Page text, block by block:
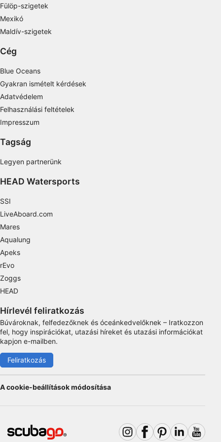
Fülöp-szigetek
Mexikó
Maldív-szigetek
Cég
Blue Oceans
Gyakran ismételt kérdések
Adatvédelem
Felhasználási feltételek
Impresszum
Tagság
Legyen partnerünk
HEAD Watersports
SSI
LiveAboard.com
Mares
Aqualung
Apeks
rEvo
Zoggs
HEAD
Hírlevél feliratkozás
Búvároknak, felfedezőknek és óceánkedvelőknek – Iratkozzon
fel, hogy inspirációkat, utazási híreket és utazási információkat
kapjon e-mailben.
Feliratkozás
A cookie-beállítások módosítása
Measure content performance
Understand audiences through statistics or
combinations of data from different sources
Use limited data to select content
IAB Special Features:
Identify devices based on information
Non-IAB processing purposes:
Necessary
Performance
Advertising